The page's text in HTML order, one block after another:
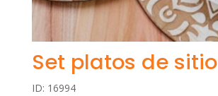
Set platos de sitio
ID: 16994